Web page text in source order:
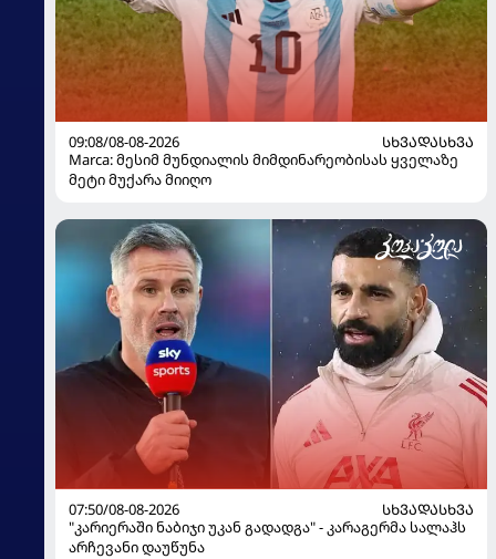
09:08/08-08-2026
ᲡᲮᲕᲐᲓᲐᲡᲮᲕᲐ
Marca: მესიმ მუნდიალის მიმდინარეობისას ყველაზე
მეტი მუქარა მიიღო
07:50/08-08-2026
ᲡᲮᲕᲐᲓᲐᲡᲮᲕᲐ
"კარიერაში ნაბიჯი უკან გადადგა" - კარაგერმა სალაჰს
არჩევანი დაუწუნა